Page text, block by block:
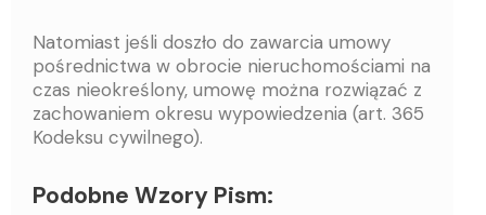
Natomiast jeśli doszło do zawarcia umowy
pośrednictwa w obrocie nieruchomościami na
czas nieokreślony, umowę można rozwiązać z
zachowaniem okresu wypowiedzenia (art. 365
Kodeksu cywilnego).
Podobne Wzory Pism: